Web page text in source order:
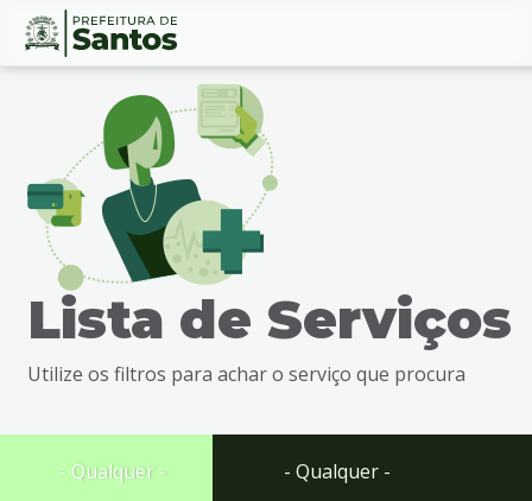
Ir
busca
Ir
Conteúdo
Lista de Serviços
Utilize os filtros para achar o serviço que procura
- Qualquer - - Qualquer -